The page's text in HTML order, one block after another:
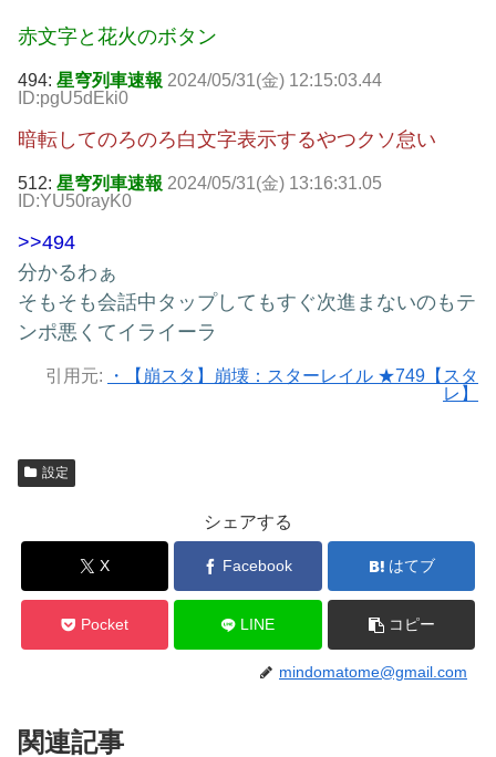
赤文字と花火のボタン
494: 星穹列車速報 2024/05/31(金) 12:15:03.44
ID:pgU5dEki0
暗転してのろのろ白文字表示するやつクソ怠い
512: 星穹列車速報 2024/05/31(金) 13:16:31.05
ID:YU50rayK0
>>494
分かるわぁ
そもそも会話中タップしてもすぐ次進まないのもテ
ンポ悪くてイライーラ
引用元:
・【崩スタ】崩壊：スターレイル ★749【スタ
レ】
設定
シェアする
X Facebook はてブ
Pocket LINE コピー
mindomatome@gmail.com
関連記事